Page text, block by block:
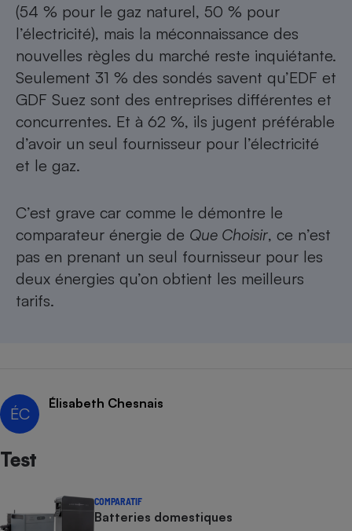
(54 % pour le gaz naturel, 50 % pour
l’électricité), mais la méconnaissance des
nouvelles règles du marché reste inquiétante.
Seulement 31 % des sondés savent qu’EDF et
GDF Suez sont des entreprises différentes et
concurrentes. Et à 62 %, ils jugent préférable
d’avoir un seul fournisseur pour l’électricité
et le gaz.
C’est grave car comme le démontre le
comparateur énergie de Que Choisir, ce n’est
pas en prenant un seul fournisseur pour les
deux énergies qu’on obtient les meilleurs
tarifs.
ÉC
Élisabeth Chesnais
Test
COMPARATIF
Batteries domestiques
Robot ménager